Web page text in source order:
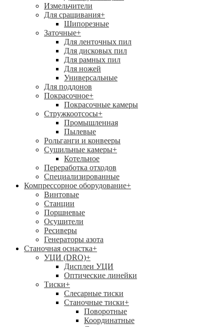
Измельчители
Для сращивания+
Шипорезные
Заточные+
Для ленточных пил
Для дисковых пил
Для рамных пил
Для ножей
Универсальные
Для поддонов
Покрасочное+
Покрасочные камеры
Стружкоотсосы+
Промышленная
Пылевые
Рольганги и конвееры
Сушильные камеры+
Котельное
Переработка отходов
Специализированные
Компрессорное оборудование+
Винтовые
Станции
Поршневые
Осушители
Ресиверы
Генераторы азота
Станочная оснастка+
УЦИ (DRO)+
Дисплеи УЦИ
Оптические линейки
Тиски+
Слесарные тиски
Станочные тиски+
Поворотные
Координатные